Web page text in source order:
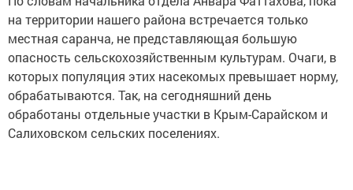
на территории нашего района встречается только
местная саранча, не представляющая большую
опасность сельскохозяйственным культурам. Очаги, в
которых популяция этих насекомых превышает норму,
обрабатываются. Так, на сегодняшний день
обработаны отдельные участки в Крым-Сарайском и
Салиховском сельских поселениях.